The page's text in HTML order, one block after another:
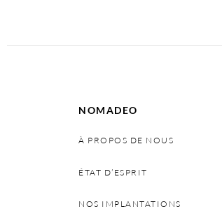
NOMADEO
À PROPOS DE NOUS
ÉTAT D’ESPRIT
NOS IMPLANTATIONS